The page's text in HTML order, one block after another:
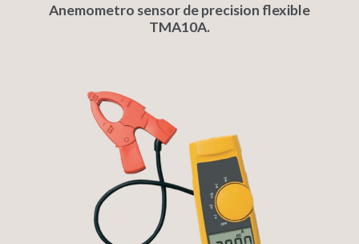
Anemometro sensor de precision flexible
TMA10A.